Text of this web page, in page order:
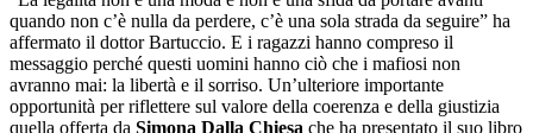
quando non c’è nulla da perdere, c’è una sola strada da seguire” ha
affermato il dottor Bartuccio. E i ragazzi hanno compreso il
messaggio perché questi uomini hanno ciò che i mafiosi non
avranno mai: la libertà e il sorriso. Un’ulteriore importante
opportunità per riflettere sul valore della coerenza e della giustizia
quella offerta da Simona Dalla Chiesa che ha presentato il suo libro